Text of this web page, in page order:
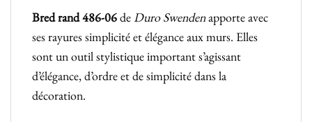
Bred rand 486-06deDuro Swendenapporte avec
ses rayures simplicité et élégance aux murs. Elles
sont un outil stylistique important s’agissant
d’élégance, d’ordre et de simplicité dans la
décoration.